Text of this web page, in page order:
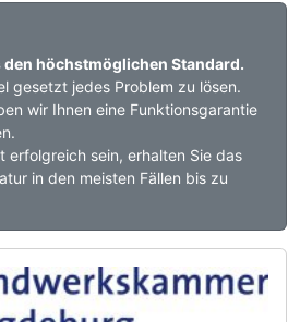
den höchstmöglichen Standard.
gesetzt jedes Problem zu lösen.
wir Ihnen eine Funktionsgarantie
erfolgreich sein, erhalten Sie das
in den meisten Fällen bis zu